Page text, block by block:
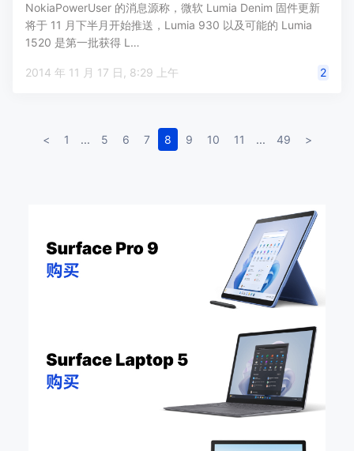
NokiaPowerUser 的消息源称，微软 Lumia Denim 固件更新
将于 11 月下半月开始推送，Lumia 930 以及可能的 Lumia
1520 是第一批获得 L…
2014 年 11 月 17 日, 8:29 上午 2
< 1 ... 5 6 7 8 9 10 11 ... 49 >